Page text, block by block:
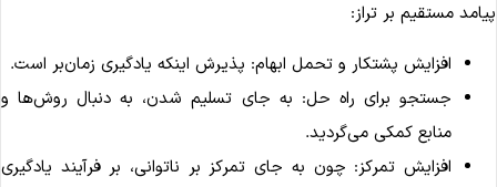
مستقیم بر تراز:
افزایش پشتکار و تحمل ابهام: پذیرش اینکه یادگیری زمان‌بر است.
جستجو برای راه حل: به جای تسلیم شدن، به دنبال روش‌ها و
منابع کمکی می‌گردید.
افزایش تمرکز: چون به جای تمرکز بر ناتوانی، بر فرآیند یادگیری